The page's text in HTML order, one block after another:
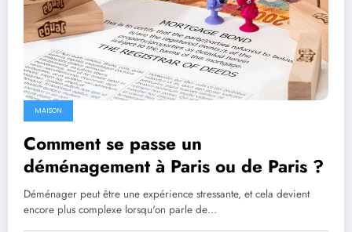
MAISON
Comment se passe un
déménagement à Paris ou de Paris ?
Déménager peut être une expérience stressante, et cela devient
encore plus complexe lorsqu'on parle de…